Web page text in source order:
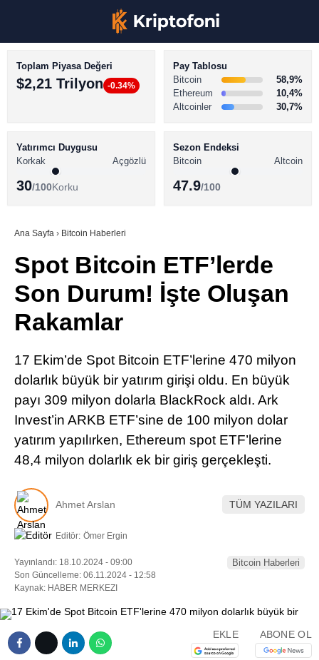
Youtube
TikTok
LinkedIn
Telegram
BİTCOİN HABERLERİ
ALTCOİN HABERLERİ
SÖZLÜK
Toplam Piyasa Değeri
$2,21 Trilyon -0.34%
Pay Tablosu
Bitcoin
58,9%
Ethereum
10,4%
Altcoinler
30,7%
Yatırımcı Duygusu
Korkak
Açgözlü
30/100Korku
Sezon Endeksi
Bitcoin
Altcoin
47.9/100
Ana Sayfa › Bitcoin Haberleri
Spot Bitcoin ETF’lerde
Son Durum! İşte Oluşan
Rakamlar
17 Ekim’de Spot Bitcoin ETF’lerine 470 milyon
dolarlık büyük bir yatırım girişi oldu. En büyük
payı 309 milyon dolarla BlackRock aldı. Ark
Invest’in ARKB ETF’sine de 100 milyon dolar
yatırım yapılırken, Ethereum spot ETF’lerine
48,4 milyon dolarlık ek bir giriş gerçekleşti.
Ahmet Arslan TÜM YAZILARI
Editör: Ömer Ergin
Yayınlandı: 18.10.2024 - 09:00
Son Güncelleme: 06.11.2024 - 12:58
Kaynak: HABER MERKEZI
Bitcoin Haberleri
EKLE ABONE OL